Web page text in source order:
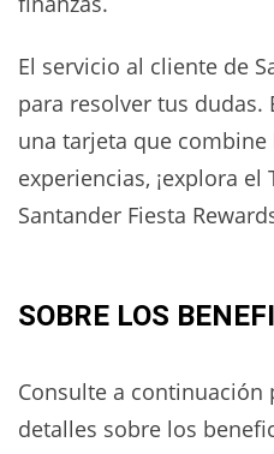
El servicio al cliente de
para resolver tus dudas.
una tarjeta que combine
experiencias, ¡explora el
Santander Fiesta
SOBRE LOS
Consulte a continuación
detalles sobre los